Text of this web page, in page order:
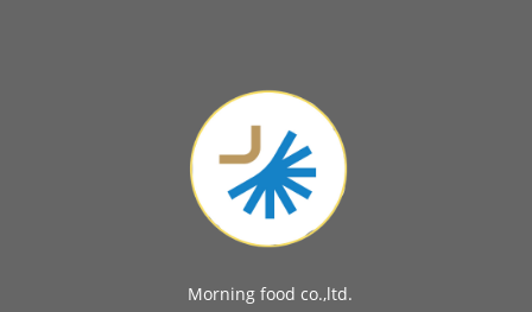
Morning food co.,ltd.